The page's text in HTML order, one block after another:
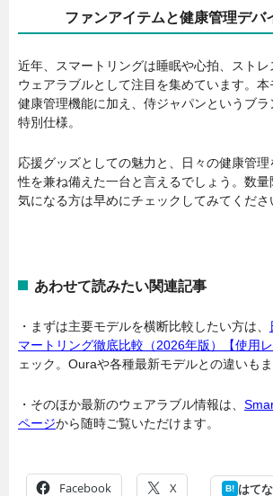
ファンアイテムと健康管理デバ
近年、スマートリングは睡眠や心拍、ストレ
ウェアラブルとして注目を集めています。
健康管理機能に加え、侍ジャパンというブ
特別仕様。
応援グッズとしての魅力と、日々の健康管
性を兼ね備えた一台と言えるでしょう。数量
気になる方は早めにチェックしてみてくださ
あわせて読みたい関連記事
・まずは主要モデルを横断比較したい方は、
マートリング徹底比較（2026年版）【使用レ
ェック。Ouraや各種最新モデルとの違いもま
・そのほか最新のウェアラブル情報は、
ページから随時ご覧いただけます。
Facebook X B! はて